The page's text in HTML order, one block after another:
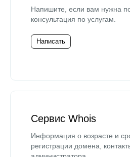
Напишите, если вам нужна
консультация по услугам.
Написать
Сервис Whois
Информация о возрасте и
регистрации домена,